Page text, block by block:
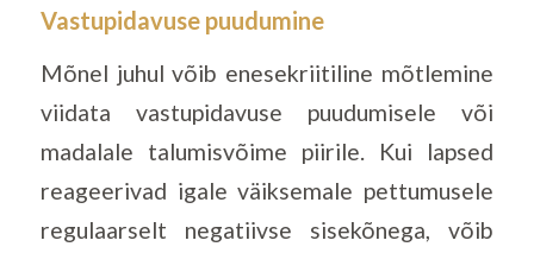
Vastupidavuse puudumine
Mõnel juhul võib enesekriitiline mõtlemine
viidata vastupidavuse puudumisele või
madalale talumisvõime piirile. Kui lapsed
reageerivad igale väiksemale pettumusele
regulaarselt negatiivse sisekõnega, võib